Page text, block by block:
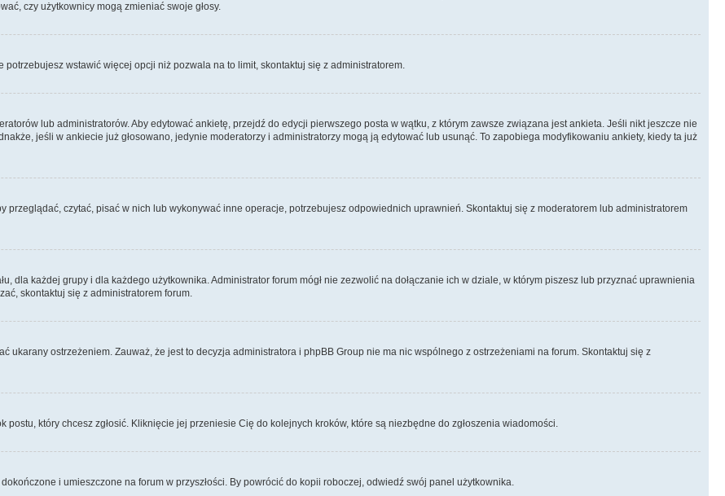
czy użytkownicy mogą zmieniać swoje głosy.
wstawić więcej opcji niż pozwala na to limit, skontaktuj się z administratorem.
lub administratorów. Aby edytować ankietę, przejdź do edycji pierwszego posta w wątku, z którym zawsze związana jest ankieta. Jeśli nikt jeszcze nie
jeśli w ankiecie już głosowano, jedynie moderatorzy i administratorzy mogą ją edytować lub usunąć. To zapobiega modyfikowaniu ankiety, kiedy ta już
przeglądać, czytać, pisać w nich lub wykonywać inne operacje, potrzebujesz odpowiednich uprawnień. Skontaktuj się z moderatorem lub administratorem
dla każdej grupy i dla każdego użytkownika. Administrator forum mógł nie zezwolić na dołączanie ich w dziale, w którym piszesz lub przyznać uprawnienia
skontaktuj się z administratorem forum.
ukarany ostrzeżeniem. Zauważ, że jest to decyzja administratora i phpBB Group nie ma nic wspólnego z ostrzeżeniami na forum. Skontaktuj się z
który chcesz zgłosić. Kliknięcie jej przeniesie Cię do kolejnych kroków, które są niezbędne do zgłoszenia wiadomości.
i umieszczone na forum w przyszłości. By powrócić do kopii roboczej, odwiedź swój panel użytkownika.